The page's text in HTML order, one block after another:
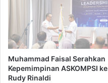
Muhammad Faisal Serahkan
Kepemimpinan ASKOMPSI ke
Rudy Rinaldi